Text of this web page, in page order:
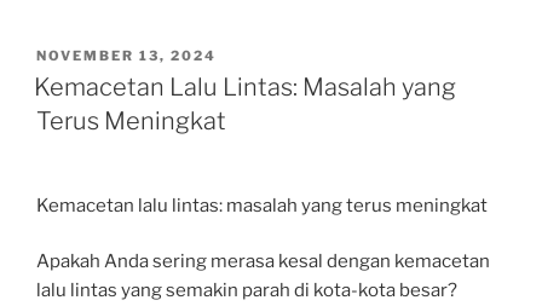
POSTED
ON
NOVEMBER 13, 2024
Kemacetan Lalu Lintas: Masalah yang
Terus Meningkat
Kemacetan lalu lintas: masalah yang terus meningkat
Apakah Anda sering merasa kesal dengan kemacetan
lalu lintas yang semakin parah di kota-kota besar?